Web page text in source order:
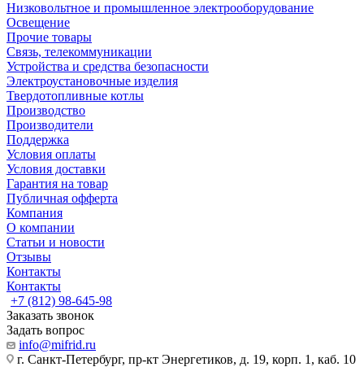
Низковольтное и промышленное электрооборудование
Освещение
Прочие товары
Связь, телекоммуникации
Устройства и средства безопасности
Электроустановочные изделия
Твердотопливные котлы
Производство
Производители
Поддержка
Условия оплаты
Условия доставки
Гарантия на товар
Публичная офферта
Компания
О компании
Статьи и новости
Отзывы
Контакты
Контакты
+7 (812) 98-645-98
Заказать звонок
Задать вопрос
info@mifrid.ru
г. Санкт-Петербург, пр-кт Энергетиков, д. 19, корп. 1, каб. 10